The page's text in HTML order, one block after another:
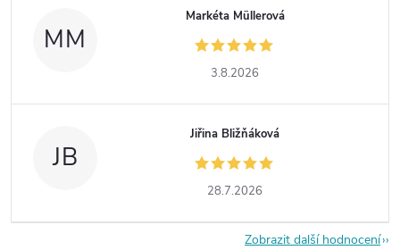
MM
Markéta Müllerová
3.8.2026
JB
Jiřina Bližňáková
28.7.2026
Zobrazit další hodnocení